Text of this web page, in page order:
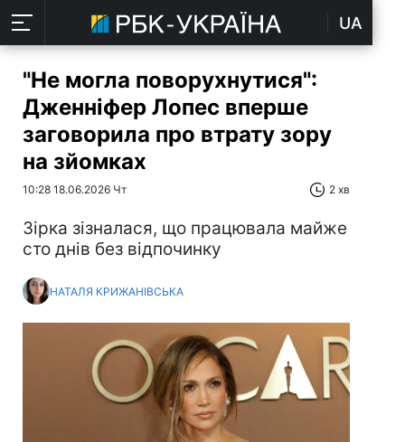
UA
"Не могла поворухнутися":
Дженніфер Лопес вперше
заговорила про втрату зору
на зйомках
10:28 18.06.2026 Чт 2 хв
Зірка зізналася, що працювала майже
сто днів без відпочинку
НАТАЛЯ КРИЖАНІВСЬКА